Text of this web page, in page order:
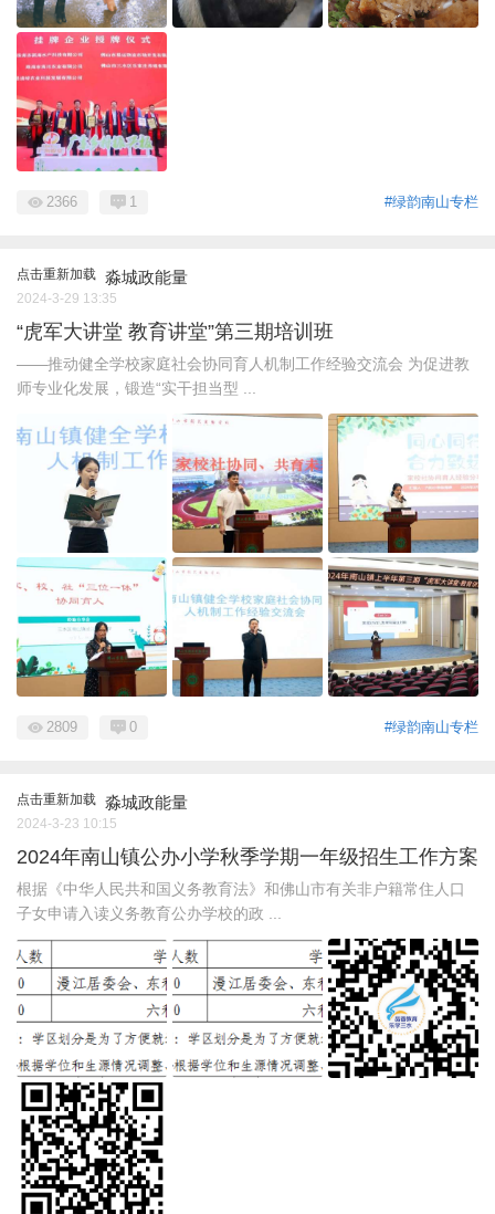
#绿韵南山专栏
2366 1
点击重新加载 淼城政能量
2024-3-29 13:35
“虎军大讲堂 教育讲堂”第三期培训班
——推动健全学校家庭社会协同育人机制工作经验交流会 为促进教
师专业化发展，锻造“实干担当型 ...
#绿韵南山专栏
2809 0
点击重新加载 淼城政能量
2024-3-23 10:15
2024年南山镇公办小学秋季学期一年级招生工作方案
根据《中华人民共和国义务教育法》和佛山市有关非户籍常住人口
子女申请入读义务教育公办学校的政 ...